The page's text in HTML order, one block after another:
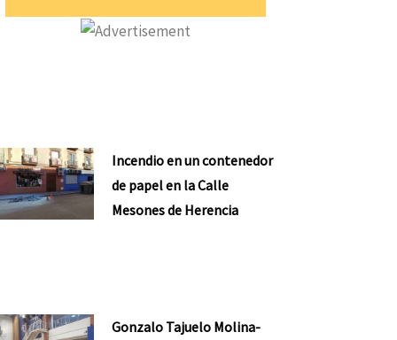
Incendio en un contenedor
de papel en la Calle
Mesones de Herencia
Gonzalo Tajuelo Molina-